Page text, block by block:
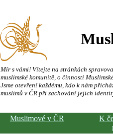
Mír s vámi! Vítejte na stránkách
muslimské komunitě, o činnosti
Jsme otevření každému, kdo k nám
muslimů v ČR při zachování jejich
Muslimové v ČR
K